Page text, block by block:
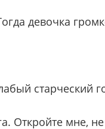
девочка
старческий
Откройте мне,